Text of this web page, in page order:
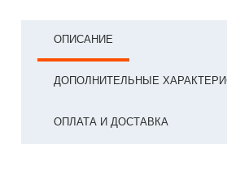
ОПИСАНИЕ
ДОПОЛНИТЕЛЬНЫЕ
ОПЛАТА И ДОСТАВКА